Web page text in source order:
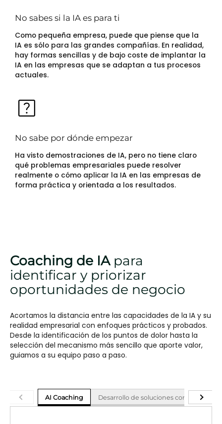
No sabes si la IA es para ti
Como pequeña empresa, puede que piense que la
IA es sólo para las grandes compañías. En realidad,
hay formas sencillas y de bajo coste de implantar la
IA en las empresas que se adaptan a tus procesos
actuales.
No sabe por dónde empezar
Ha visto demostraciones de IA, pero no tiene claro
qué problemas empresariales puede resolver
realmente o cómo aplicar la IA en las empresas de
forma práctica y orientada a los resultados.
Coaching de IApara
identificar y priorizar
oportunidades de negocio
Acortamos la distancia entre las capacidades de la IA y su
realidad empresarial con enfoques prácticos y probados.
Desde la identificación de los puntos de dolor hasta la
selección del mecanismo más sencillo que aporte valor,
guiamos a su equipo paso a paso.
AI Coaching Desarrollo de soluciones con IA